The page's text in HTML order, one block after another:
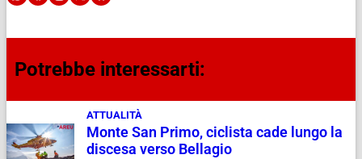
Potrebbe interessarti:
ATTUALITÀ
Monte San Primo, ciclista cade lungo la
discesa verso Bellagio